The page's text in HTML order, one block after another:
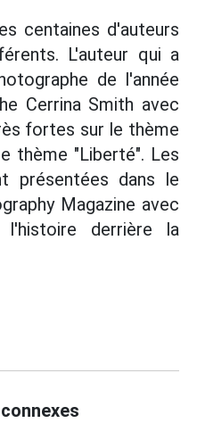
centaines d'auteurs
L'auteur qui a
de l'année
Cerrina Smith avec
fortes sur le thème
thème "Liberté". Les
présentées dans le
Magazine avec
derrière la